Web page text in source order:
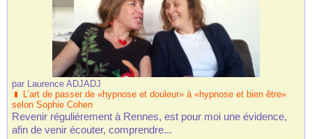
par Laurence ADJADJ
L’art de passer de «hypnose et douleur» à «hypnose et bien être»
selon Sophie Cohen
Revenir régulièrement à Rennes, est pour moi une évidence,
afin de venir écouter, comprendre...